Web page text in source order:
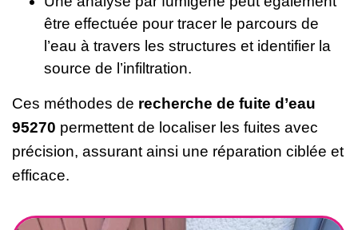
être effectuée pour tracer le parcours de
l’eau à travers les structures et identifier la
source de l’infiltration.
Ces méthodes de recherche de fuite d’eau
95270 permettent de localiser les fuites avec
précision, assurant ainsi une réparation ciblée et
efficace.